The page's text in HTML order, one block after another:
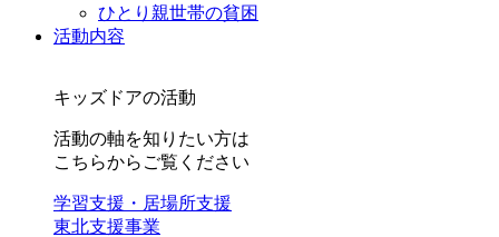
ひとり親世帯の貧困
活動内容
キッズドアの活動
活動の軸を知りたい方は
こちらからご覧ください
学習支援・居場所支援
東北支援事業